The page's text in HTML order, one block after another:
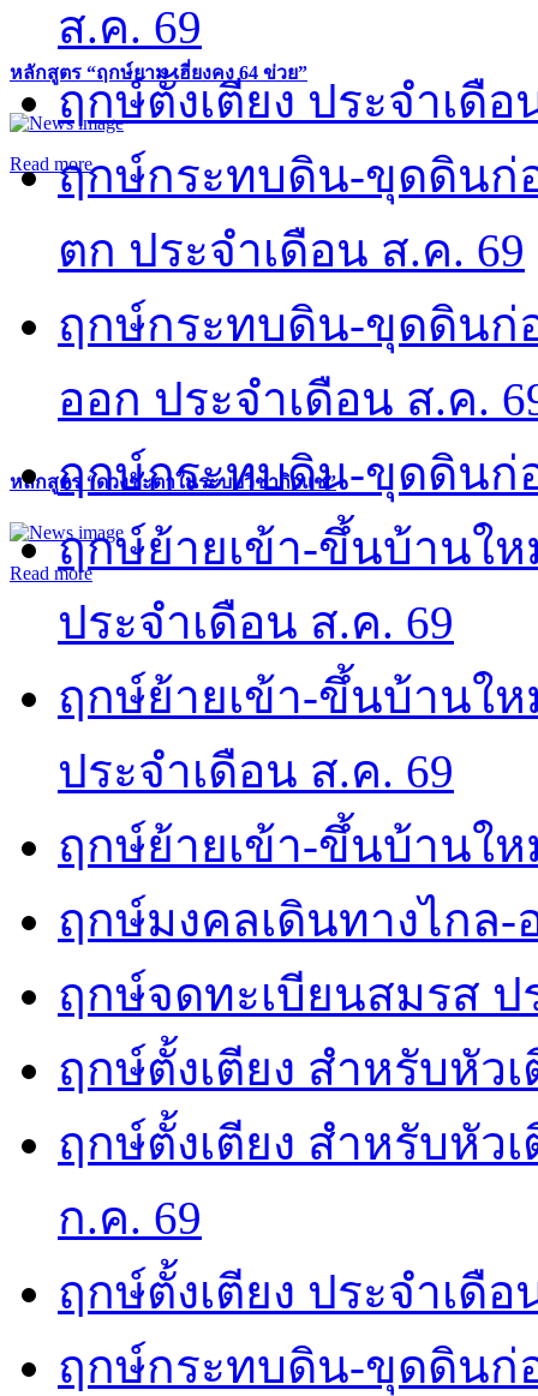
หลักสูตร “ฤกษ์ยาม เฮี่ยงคง 64 ข่วย”
Read more
หลักสูตร “ดวงชะตาในระบบวิชากิวแช”
Read more
ส.ค. 69
ฤกษ์ตั้งเตียง ประจำเดือ
ฤกษ์กระทบดิน-ขุดดินก่
ตก ประจำเดือน ส.ค. 69
ฤกษ์กระทบดิน-ขุดดินก่
ออก ประจำเดือน ส.ค.
ฤกษ์กระทบดิน-ขุดดินก่
ฤกษ์ย้ายเข้า-ขึ้นบ้านใ
ประจำเดือน ส.ค. 69
ฤกษ์ย้ายเข้า-ขึ้นบ้านใ
ประจำเดือน ส.ค. 69
ฤกษ์ย้ายเข้า-ขึ้นบ้านให
ฤกษ์มงคลเดินทางไกล-
ฤกษ์จดทะเบียนสมรส ป
ฤกษ์ตั้งเตียง สำหรับหัว
ฤกษ์ตั้งเตียง สำหรับหัว
ก.ค. 69
ฤกษ์ตั้งเตียง ประจำเดือ
ฤกษ์กระทบดิน-ขุดดินก่